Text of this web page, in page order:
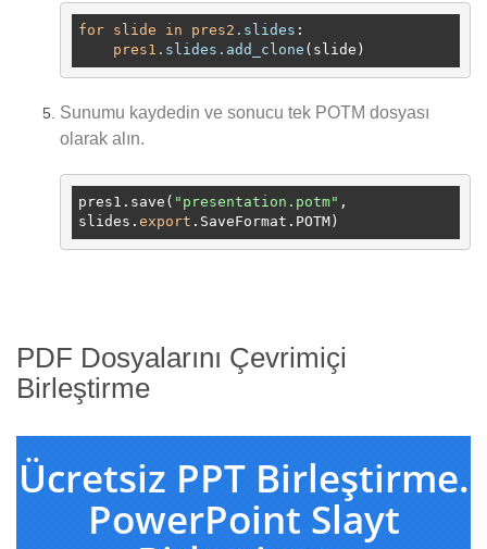
for slide in pres2 .slides :
pres1 .slides .add_clone
Sunumu kaydedin ve sonucu tek POTM dosyası
olarak alın.
pres1.save( "presentation.potm" ,
slides. export
PDF Dosyalarını Çevrimiçi
Birleştirme